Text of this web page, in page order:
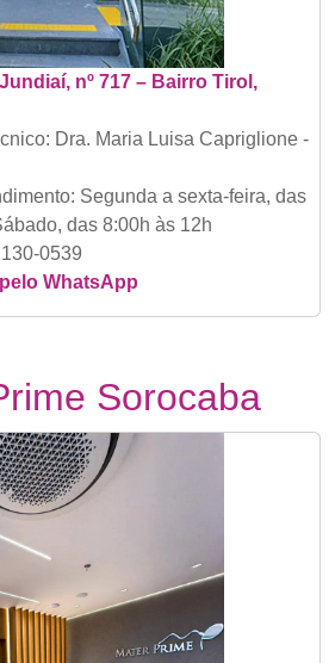
nº 717 – Bairro Tirol,
Dra. Maria Luisa Capriglione -
Segunda a sexta-feira, das
das 8:00h às 12h
0539
WhatsApp
Sorocaba